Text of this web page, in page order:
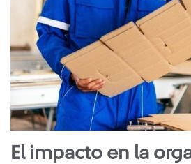
El impacto en la